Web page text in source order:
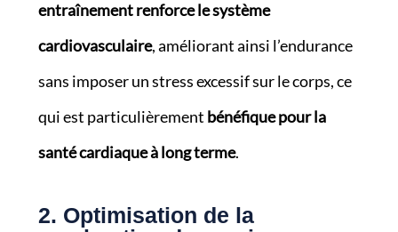
entraînement renforce le système
cardiovasculaire, améliorant ainsi l’endurance
sans imposer un stress excessif sur le corps, ce
qui est particulièrement bénéfique pour la
santé cardiaque à long terme.
2. Optimisation de la